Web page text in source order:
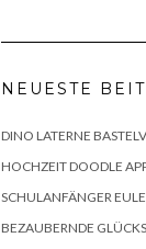
NEUESTE
DINO LATERNE
HOCHZEIT DOODLE
SCHULANFÄNGER
BEZAUBERNDE